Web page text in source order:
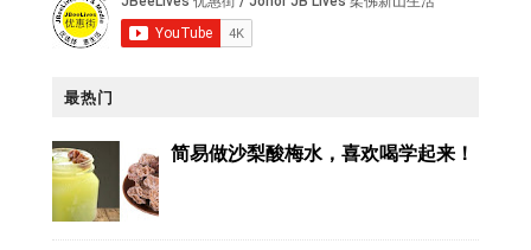
最热门
简易做沙梨酸梅水，喜欢喝学起来！